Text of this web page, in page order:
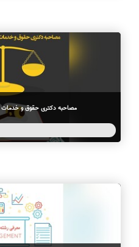
مصاحبه دکتری حقوق و خدمات